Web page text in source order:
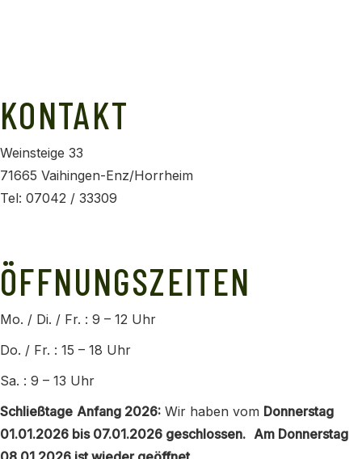
KONTAKT
Weinsteige 33
71665 Vaihingen-Enz/Horrheim
Tel: 07042 / 33309
ÖFFNUNGSZEITEN
Mo. / Di. / Fr. : 9 – 12 Uhr
Do. / Fr. : 15 – 18 Uhr
Sa. : 9 – 13 Uhr
Schließtage Anfang 2026: Wir haben vom Donnerstag
01.01.2026 bis 07.01.2026 geschlossen. Am Donnerstag